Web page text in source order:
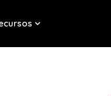
submenu for Herramientas